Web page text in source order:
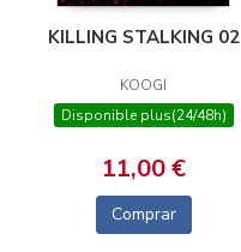
KILLING STALKING 02
KOOGI
Disponible plus(24/48h)
11,00 €
Comprar